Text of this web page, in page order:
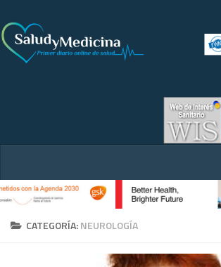
CATEGORÍA:NEUROLOGÍA